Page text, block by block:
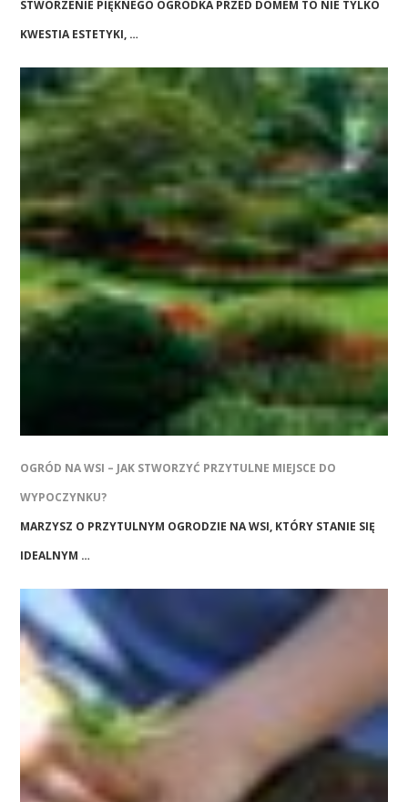
STWORZENIE PIĘKNEGO OGRÓDKA PRZED DOMEM TO NIE TYLKO
KWESTIA ESTETYKI, …
OGRÓD NA WSI – JAK STWORZYĆ PRZYTULNE MIEJSCE DO
WYPOCZYNKU?
MARZYSZ O PRZYTULNYM OGRODZIE NA WSI, KTÓRY STANIE SIĘ
IDEALNYM …